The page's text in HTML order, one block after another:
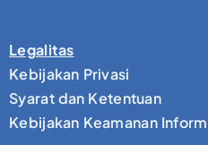
Legalitas
Kebijakan Privasi
Syarat dan Ketentuan
Kebijakan Keamanan